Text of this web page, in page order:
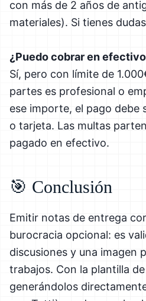
con más de 2 años de
materiales). Si tienes
¿Puedo cobrar en
Sí, pero con límite de
partes es profesional o
ese importe, el pago debe
o tarjeta. Las multas
pagado en efectivo.
🎯 Conclusión
Emitir notas de entrega
burocracia opcional: es
discusiones y una imagen
trabajos. Con la plantilla
generándolos